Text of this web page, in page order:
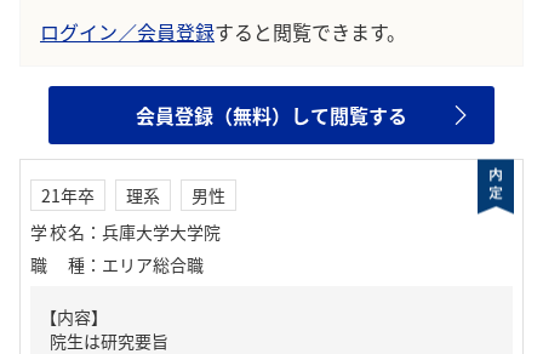
ログイン／会員登録すると閲覧できます。
会員登録（無料）して閲覧する
21年卒 理系
男性
学校名 ： 兵庫大学大学院
職種 ： エリア総合職
【内容】
院生は研究要旨